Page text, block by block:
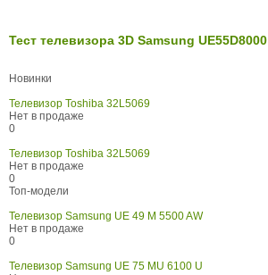
Тест телевизора 3D Samsung UE55D8000
Новинки
Телевизор Toshiba 32L5069
Нет в продаже
0
Телевизор Toshiba 32L5069
Нет в продаже
0
Топ-модели
Телевизор Samsung UE 49 M 5500 AW
Нет в продаже
0
Телевизор Samsung UE 75 MU 6100 U